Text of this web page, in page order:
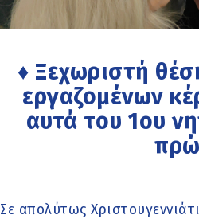
♦ Ξεχωριστή
εργαζομένων
αυτά του 1ου
Σε απολύτως